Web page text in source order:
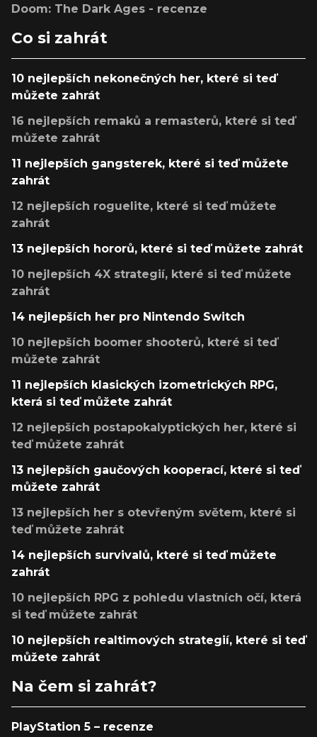
Doom: The Dark Ages - recenze
Co si zahrát
10 nejlepších nekonečných her, které si teď
můžete zahrát
16 nejlepších remaků a remasterů, které si teď
můžete zahrát
11 nejlepších gangsterek, které si teď můžete
zahrát
12 nejlepších roguelite, které si teď můžete
zahrát
13 nejlepších hororů, které si teď můžete zahrát
10 nejlepších 4X strategií, které si teď můžete
zahrát
14 nejlepších her pro Nintendo Switch
10 nejlepších boomer shooterů, které si teď
můžete zahrát
11 nejlepších klasických izometrických RPG,
která si teď můžete zahrát
12 nejlepších postapokalyptických her, které si
teď můžete zahrát
13 nejlepších gaučových kooperací, které si teď
můžete zahrát
13 nejlepších her s otevřeným světem, které si
teď můžete zahrát
14 nejlepších survivalů, které si teď můžete
zahrát
10 nejlepších RPG z pohledu vlastních očí, která
si teď můžete zahrát
10 nejlepších realtimových strategií, které si teď
můžete zahrát
Na čem si zahrát?
PlayStation 5 – recenze